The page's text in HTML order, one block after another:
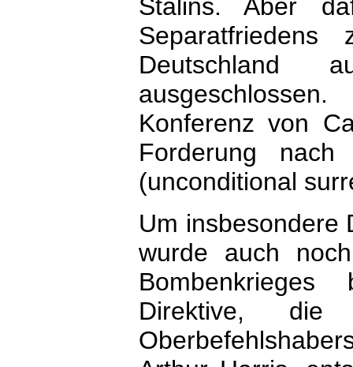
Stalins. Aber
Separatfriedens
Deutschland
Konferenz von
Forderung nach
(unconditional
Um insbesondere
wurde auch
Bombenkrieges
Direktive,